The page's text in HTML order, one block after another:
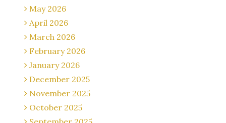
May 2026
April 2026
March 2026
February 2026
January 2026
December 2025
November 2025
October 2025